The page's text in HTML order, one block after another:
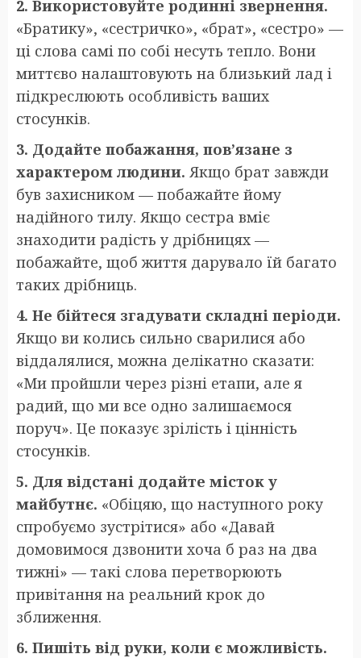
2. Використовуйте родинні звернення.
«Братику», «сестричко», «брат», «сестро» —
ці слова самі по собі несуть тепло. Вони
миттєво налаштовують на близький лад і
підкреслюють особливість ваших
стосунків.
3. Додайте побажання, пов’язане з
характером людини. Якщо брат завжди
був захисником — побажайте йому
надійного тилу. Якщо сестра вміє
знаходити радість у дрібницях —
побажайте, щоб життя дарувало їй багато
таких дрібниць.
4. Не бійтеся згадувати складні періоди.
Якщо ви колись сильно сварилися або
віддалялися, можна делікатно сказати:
«Ми пройшли через різні етапи, але я
радий, що ми все одно залишаємося
поруч». Це показує зрілість і цінність
стосунків.
5. Для відстані додайте місток у
майбутнє. «Обіцяю, що наступного року
спробуємо зустрітися» або «Давай
домовимося дзвонити хоча б раз на два
тижні» — такі слова перетворюють
привітання на реальний крок до
зближення.
6. Пишіть від руки, коли є можливість.